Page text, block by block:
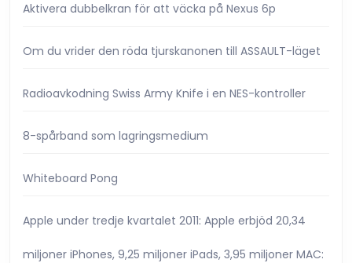
Aktivera dubbelkran för att väcka på Nexus 6p
Om du vrider den röda tjurskanonen till ASSAULT-läget
Radioavkodning Swiss Army Knife i en NES-kontroller
8-spårband som lagringsmedium
Whiteboard Pong
Apple under tredje kvartalet 2011: Apple erbjöd 20,34
miljoner iPhones, 9,25 miljoner iPads, 3,95 miljoner MAC: